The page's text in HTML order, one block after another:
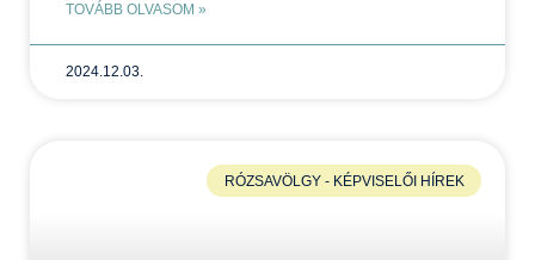
TOVÁBB OLVASOM »
2024.12.03.
RÓZSAVÖLGY - KÉPVISELŐI HÍREK